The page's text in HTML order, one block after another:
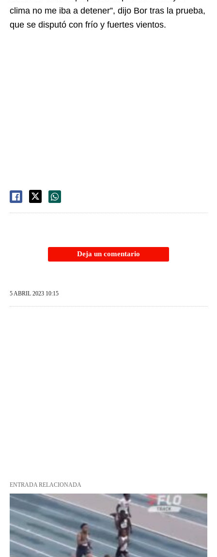
clima no me iba a detener”, dijo Bor tras la prueba,
que se disputó con frío y fuertes vientos.
Deja un comentario
5 ABRIL 2023 10:15
ENTRADA RELACIONADA